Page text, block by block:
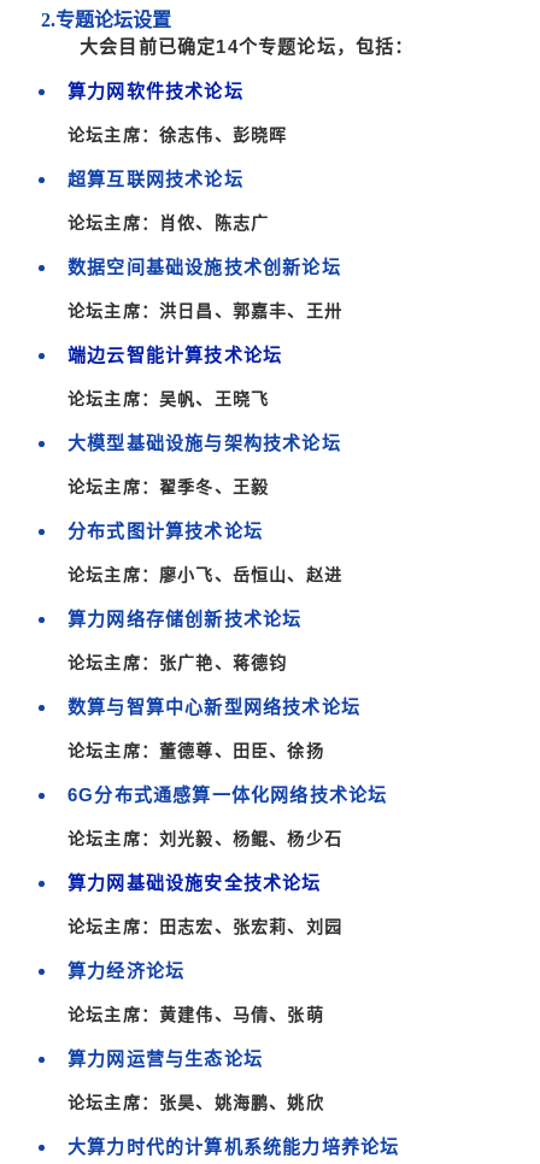
2.专题论坛设置
大会目前已确定14个专题论坛，包括：
算力网软件技术论坛
论坛主席： 徐志伟、彭晓晖
超算互联网技术论坛
论坛主席： 肖侬、陈志广
数据空间基础设施技术创新论坛
论坛主席： 洪日昌、郭嘉丰、王卅
端边云智能计算技术论坛
论坛主席： 吴帆、王晓飞
大模型基础设施与架构技术论坛
论坛主席：翟季冬、王毅
分布式图计算技术论坛
论坛主席： 廖小飞、岳恒山、赵进
算力网络存储创新技术论坛
论坛主席： 张广艳、蒋德钧
数算与智算中心新型网络技术论坛
论坛主席： 董德尊、田臣、徐扬
6G分布式通感算一体化网络技术论坛
论坛主席： 刘光毅、杨鲲、杨少石
算力网基础设施安全技术论坛
论坛主席：田志宏、张宏莉、刘园
算力经济论坛
论坛主席：黄建伟、马倩、张萌
算力网运营与生态论坛
论坛主席： 张昊、姚海鹏、姚欣
大算力时代的计算机系统能力培养论坛